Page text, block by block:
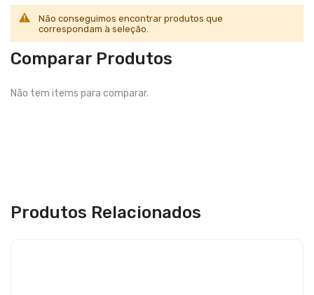
Não conseguimos encontrar produtos que
correspondam à seleção.
Comparar Produtos
Não tem items para comparar.
Produtos Relacionados